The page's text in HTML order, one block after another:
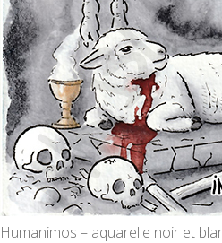
Humanimos – aquarelle noir et